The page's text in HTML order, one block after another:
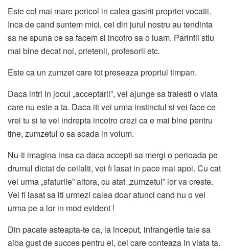
Este cel mai mare pericol in calea gasirii propriei vocatii.
Inca de cand suntem mici, cei din jurul nostru au tendinta
sa ne spuna ce sa facem si incotro sa o luam. Parintii stiu
mai bine decat noi, prietenii, profesorii etc.
Este ca un zumzet care tot preseaza propriul timpan.
Daca intri in jocul „acceptarii”, vei ajunge sa traiesti o viata
care nu este a ta. Daca iti vei urma instinctul si vei face ce
vrei tu si te vei indrepta incotro crezi ca e mai bine pentru
tine, zumzetul o sa scada in volum.
Nu-ti imagina insa ca daca accepti sa mergi o perioada pe
drumul dictat de ceilalti, vei fi lasat in pace mai apoi. Cu cat
vei urma „sfaturile” altora, cu atat „zumzetul” lor va creste.
Vei fi lasat sa iti urmezi calea doar atunci cand nu o vei
urma pe a lor in mod evident !
Din pacate asteapta-te ca, la inceput, infrangerile tale sa
aiba gust de succes pentru ei, cei care conteaza in viata ta.